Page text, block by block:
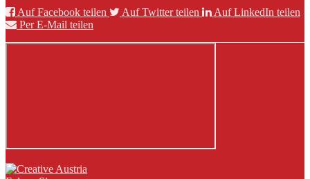
Auf Facebook teilen
Auf Twitter teilen
Auf LinkedIn teilen
Per E-Mail teilen